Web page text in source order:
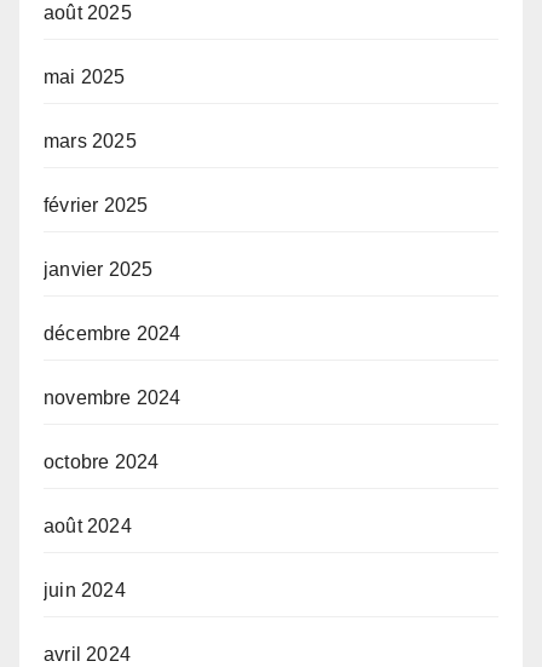
août 2025
mai 2025
mars 2025
février 2025
janvier 2025
décembre 2024
novembre 2024
octobre 2024
août 2024
juin 2024
avril 2024